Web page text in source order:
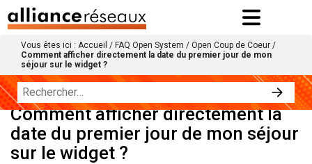
Vous êtes ici : Accueil / FAQ Open System / Open Coup de Coeur /
Comment afficher directement la date du premier jour de mon
séjour sur le widget ?
Comment afficher directement la
date du premier jour de mon séjour
sur le widget ?